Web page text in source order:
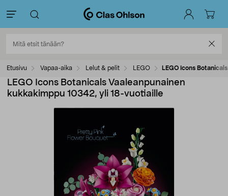
Etusivu Vapaa-aika Lelut & pelit LEGO LEGO Icons
LEGO Icons Botanicals Vaaleanpunainen
kukkakimppu 10342, yli 18-vuotiaille